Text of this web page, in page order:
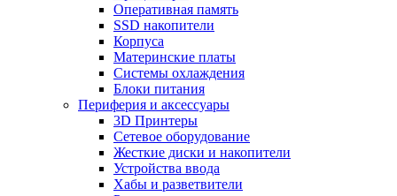
Оперативная память
SSD накопители
Корпуса
Материнские платы
Системы охлаждения
Блоки питания
Периферия и аксессуары
3D Принтеры
Сетевое оборудование
Жесткие диски и накопители
Устройства ввода
Хабы и разветвители